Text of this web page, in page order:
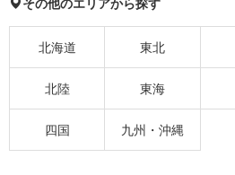
北海道 東北
北陸 東海
四国 九州・沖縄